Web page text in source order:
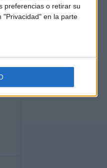
preferencias o retirar su
"Privacidad" en la parte